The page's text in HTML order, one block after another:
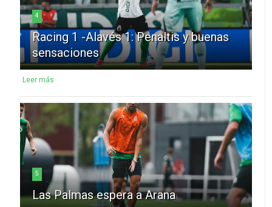
4
Racing 1 -Alavés 1: Penaltis y buenas
sensaciones
Leer más
5
Las Palmas espera a Arana